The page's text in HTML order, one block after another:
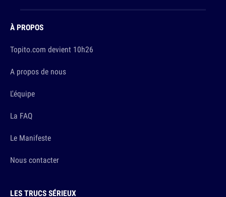
À PROPOS
Topito.com devient 10h26
A propos de nous
L'équipe
La FAQ
Le Manifeste
Nous contacter
LES TRUCS SÉRIEUX